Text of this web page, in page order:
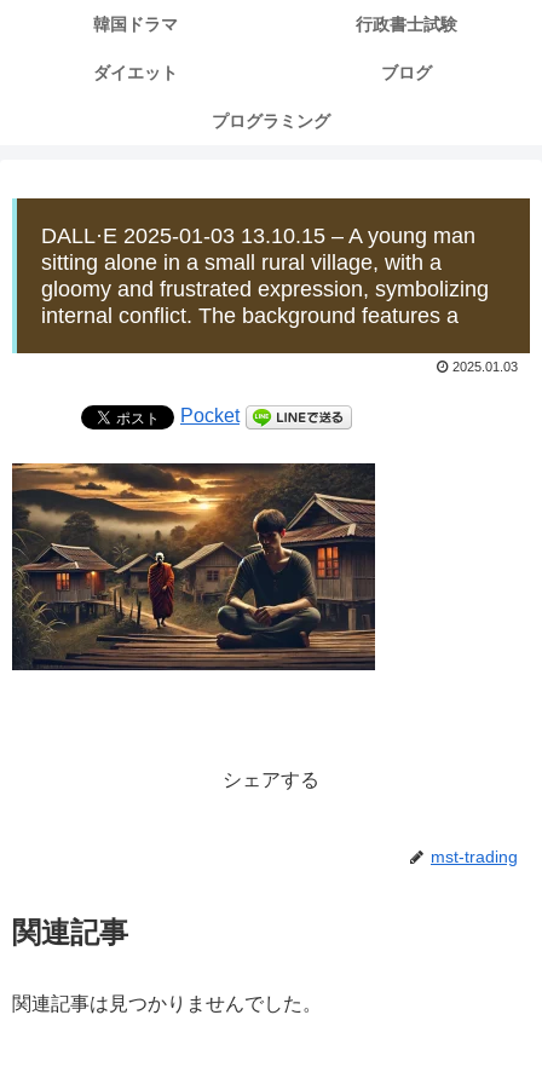
韓国ドラマ 行政書士試験
ダイエット ブログ
プログラミング
DALL·E 2025-01-03 13.10.15 – A young man
sitting alone in a small rural village, with a
gloomy and frustrated expression, symbolizing
internal conflict. The background features a
2025.01.03
Pocket
シェアする
mst-trading
関連記事
関連記事は見つかりませんでした。